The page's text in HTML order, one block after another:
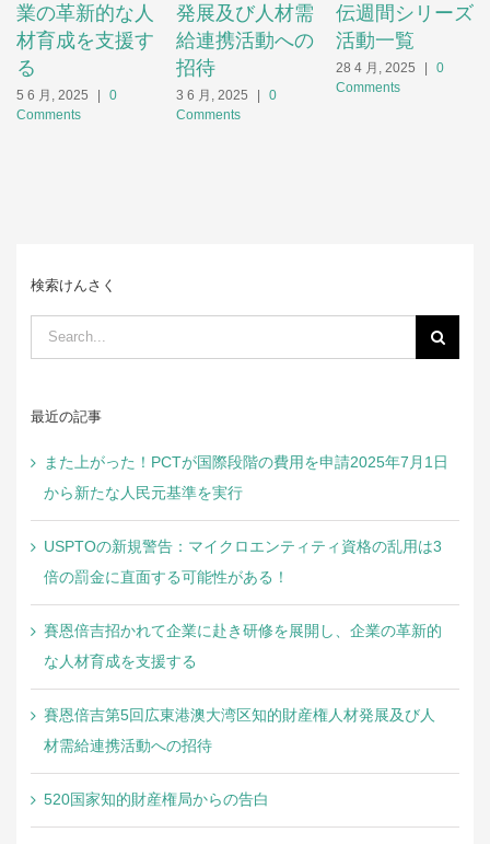
業の革新的な人
材育成を支援す
る
5 6 月, 2025
0
Comments
発展及び人材需
給連携活動への
招待
3 6 月, 2025
0
Comments
伝週間シリーズ
活動一覧
28 4 月, 2025
0
Comments
検索けんさく
Search
for:
最近の記事
また上がった！PCTが国際段階の費用を申請2025年7月1日
から新たな人民元基準を実行
USPTOの新規警告：マイクロエンティティ資格の乱用は3
倍の罰金に直面する可能性がある！
賽恩倍吉招かれて企業に赴き研修を展開し、企業の革新的
な人材育成を支援する
賽恩倍吉第5回広東港澳大湾区知的財産権人材発展及び人
材需給連携活動への招待
520国家知的財産権局からの告白